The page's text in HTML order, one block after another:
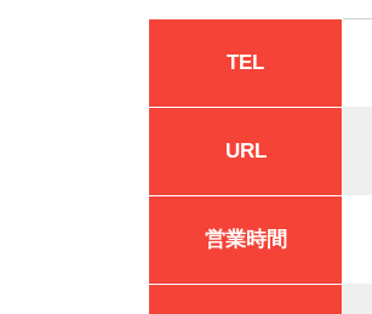
TEL
URL
営業時間